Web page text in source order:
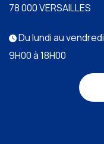
78 000 VERSAILLES
Du lundi au vendredi
9H00 à 18H00